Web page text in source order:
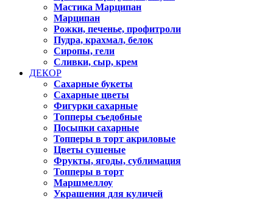
Мастика Марципан
Марципан
Рожки, печенье, профитроли
Пудра, крахмал, белок
Сиропы, гели
Сливки, сыр, крем
ДЕКОР
Сахарные букеты
Сахарные цветы
Фигурки сахарные
Топперы съедобные
Посыпки сахарные
Топперы в торт акриловые
Цветы сушеные
Фрукты, ягоды, сублимация
Топперы в торт
Маршмеллоу
Украшения для куличей